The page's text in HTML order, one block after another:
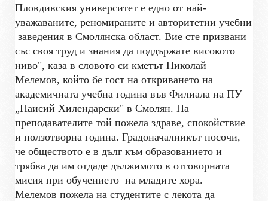
Пловдивския университет е едно от най-
уважаваните, реномираните и авторитетни учебни
заведения в Смолянска област. Вие сте призвани
със своя труд и знания да поддържате високото
ниво", каза в словото си кметът Николай
Мелемов, който бе гост на откриването на
академичната учебна година във Филиала на ПУ
„Паисий Хилендарски" в Смолян. На
преподавателите той пожела здраве, спокойствие
и ползотворна година. Градоначалникът посочи,
че обществото е в дълг към образованието и
трябва да им отдаде дължимото в отговорната
мисия при обучението на младите хора.
Мелемов пожела на студентите с лекота да